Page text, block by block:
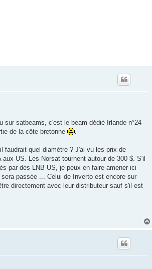
sur satbeams, c'est le beam dédié Irlande n°24
de la côte bretonne
faudrait quel diamètre ? J'ai vu les prix de
US. Les Norsat tournent autour de 300 $. S'il
par des LNB US, je peux en faire amener ici
passée ... Celui de Inverto est encore sur
directement avec leur distributeur sauf s'il est